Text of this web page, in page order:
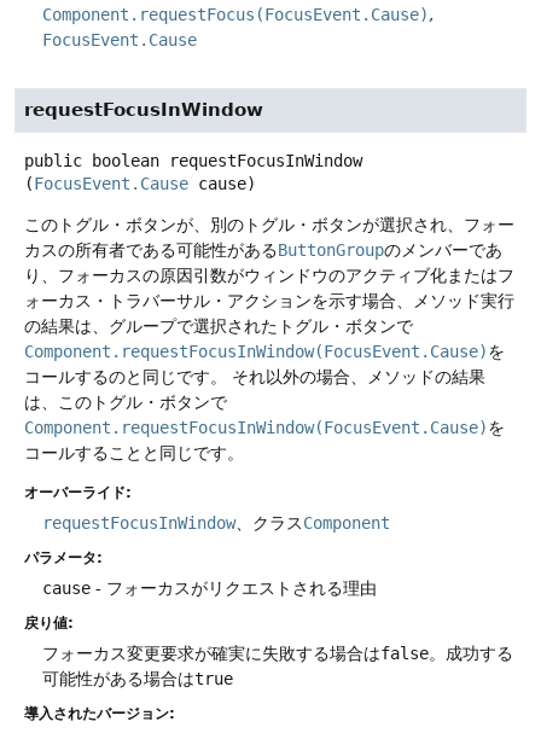
Component.requestFocus(FocusEvent.Cause)
FocusEvent.Cause
requestFocusInWindow
public boolean
requestFocusInWindow
(FocusEvent.Cause cause)
このトグル・ボタンが、別のトグル・ボタンが選択され、フォー
カスの所有者である可能性があるButtonGroupのメンバーであ
り、フォーカスの原因引数がウィンドウのアクティブ化またはフ
ォーカス・トラバーサル・アクションを示す場合、メソッド実行
の結果は、グループで選択されたトグル・ボタンで
Component.requestFocusInWindow(FocusEvent.Cause)を
コールするのと同じです。
それ以外の場合、メソッドの結果
は、このトグル・ボタンで
Component.requestFocusInWindow(FocusEvent.Cause)を
コールすることと同じです。
オーバーライド:
requestFocusInWindow、クラスComponent
パラメータ:
cause - フォーカスがリクエストされる理由
戻り値:
フォーカス変更要求が確実に失敗する場合はfalse。成功する
可能性がある場合はtrue
導入されたバージョン: